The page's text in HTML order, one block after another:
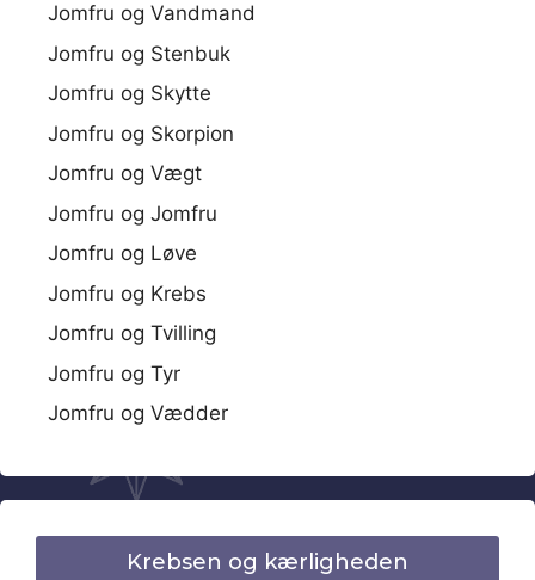
Jomfru og Vandmand
Jomfru og Stenbuk
Jomfru og Skytte
Jomfru og Skorpion
Jomfru og Vægt
Jomfru og Jomfru
Jomfru og Løve
Jomfru og Krebs
Jomfru og Tvilling
Jomfru og Tyr
Jomfru og Vædder
Krebsen og kærligheden